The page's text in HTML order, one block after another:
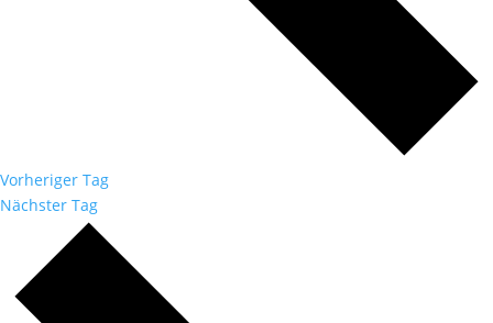
Vorheriger Tag
Nächster Tag